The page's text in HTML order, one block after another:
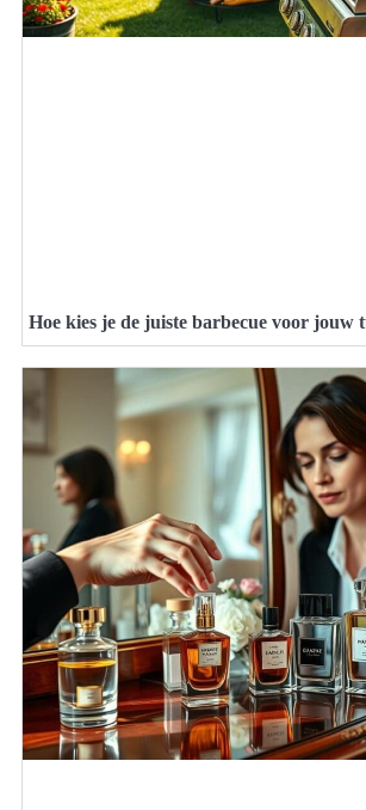
Hoe kies je de juiste barbecue voor jouw